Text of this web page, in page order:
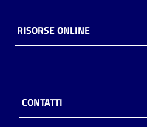
RISORSE ONLINE
CONTATTI